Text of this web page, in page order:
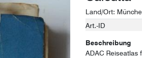
Land/Ort:
Technisches
Wert
Art.-ID
Beschreibung
ADAC Reiseatlas